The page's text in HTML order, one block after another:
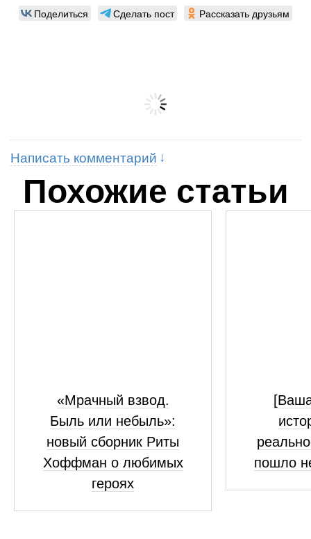
Поделиться Сделать пост Рассказать друзьям
Написать комментарий
Похожие статьи
«Мрачный взвод.
Быль или небыль»:
новый сборник Риты
Хоффман о любимых
героях
пошло